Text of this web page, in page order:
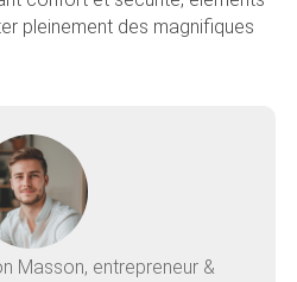
pleinement des magnifiques
Masson, entrepreneur &